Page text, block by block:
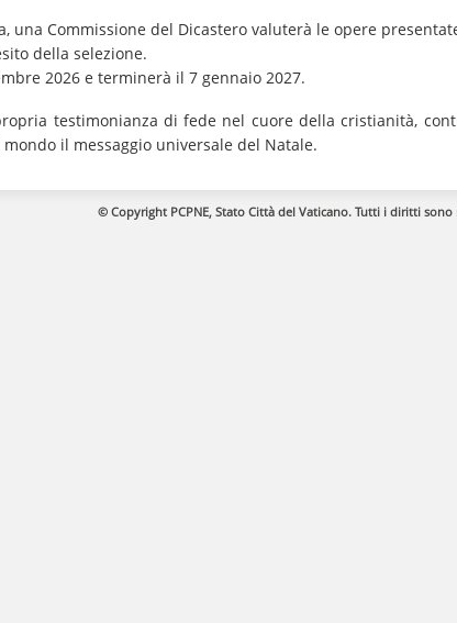
una Commissione del Dicastero valuterà le opere
della selezione.
2026 e terminerà il 7 gennaio 2027.
testimonianza di fede nel cuore della cristianità,
il messaggio universale del Natale.
© Copyright PCPNE, Stato Città del Vaticano. Tutti i diritti sono